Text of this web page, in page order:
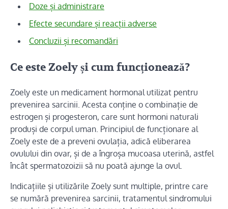
Doze și administrare
Efecte secundare și reacții adverse
Concluzii și recomandări
Ce este Zoely și cum funcționează?
Zoely este un medicament hormonal utilizat pentru
prevenirea sarcinii. Acesta conține o combinație de
estrogen și progesteron, care sunt hormoni naturali
produși de corpul uman. Principiul de funcționare al
Zoely este de a preveni ovulația, adică eliberarea
ovulului din ovar, și de a îngroșa mucoasa uterină, astfel
încât spermatozoizii să nu poată ajunge la ovul.
Indicațiile și utilizările Zoely sunt multiple, printre care
se numără prevenirea sarcinii, tratamentul sindromului